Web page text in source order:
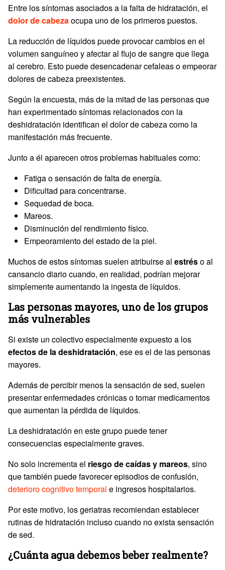
Entre los síntomas asociados a la falta de hidratación, el
dolor de cabezaocupa uno de los primeros puestos.
La reducción de líquidos puede provocar cambios en el
volumen sanguíneo y afectar al flujo de sangre que llega
al cerebro. Esto puede desencadenar cefaleas o empeorar
dolores de cabeza preexistentes.
Según la encuesta, más de la mitad de las personas que
han experimentado síntomas relacionados con la
deshidratación identifican el dolor de cabeza como la
manifestación más frecuente.
Junto a él aparecen otros problemas habituales como:
Fatiga o sensación de falta de energía.
Dificultad para concentrarse.
Sequedad de boca.
Mareos.
Disminución del rendimiento físico.
Empeoramiento del estado de la piel.
Muchos de estos síntomas suelen atribuirse al estréso al
cansancio diario cuando, en realidad, podrían mejorar
simplemente aumentando la ingesta de líquidos.
Las personas mayores, uno de los grupos
más vulnerables
Si existe un colectivo especialmente expuesto a los
efectos de la deshidratación, ese es el de las personas
mayores.
Además de percibir menos la sensación de sed, suelen
presentar enfermedades crónicas o tomar medicamentos
que aumentan la pérdida de líquidos.
La deshidratación en este grupo puede tener
consecuencias especialmente graves.
No solo incrementa el riesgo de caídas y mareos, sino
que también puede favorecer episodios de confusión,
deterioro cognitivo temporal e ingresos hospitalarios.
Por este motivo, los geriatras recomiendan establecer
rutinas de hidratación incluso cuando no exista sensación
de sed.
¿Cuánta agua debemos beber realmente?